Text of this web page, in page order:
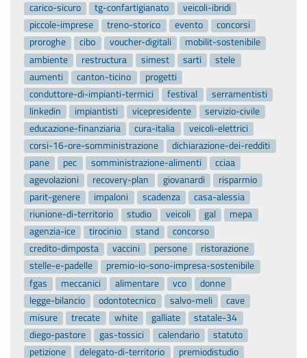
carico-sicuro
tg-confartigianato
veicoli-ibridi
piccole-imprese
treno-storico evento
concorsi
proroghe
cibo voucher-digitali
mobilit-sostenibile
ambiente
restructura simest sarti
stele
aumenti
canton-ticino
progetti
conduttore-di-impianti-termici
festival
serramentisti
linkedin
impiantisti vicepresidente
servizio-civile
educazione-finanziaria
cura-italia
veicoli-elettrici
corsi-16-ore-somministrazione
dichiarazione-dei-redditi
pane
pec somministrazione-alimenti
cciaa
agevolazioni
recovery-plan giovanardi
risparmio
parit-genere
impaloni scadenza
casa-alessia
riunione-di-territorio
studio veicoli gal
mepa
agenzia-ice
tirocinio stand
concorso
credito-dimposta
vaccini persone
ristorazione
stelle-e-padelle
premio-io-sono-impresa-sostenibile
fgas
meccanici alimentare vco
donne
legge-bilancio
odontotecnico salvo-meli
cave
misure
trecate white galliate
statale-34
diego-pastore
gas-tossici calendario
statuto
petizione
delegato-di-territorio
premiodistudio